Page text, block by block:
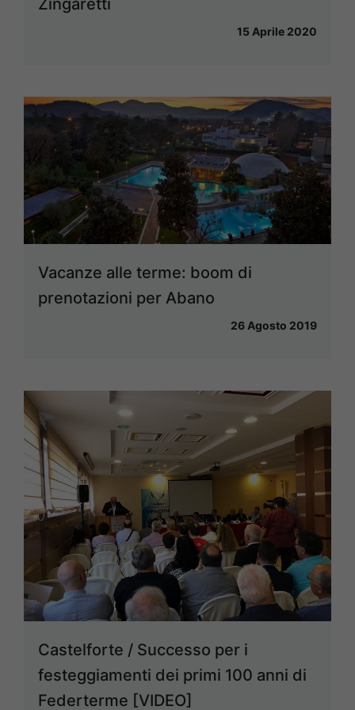
Zingaretti
15 Aprile 2020
Vacanze alle terme: boom di
prenotazioni per Abano
26 Agosto 2019
Castelforte / Successo per i
festeggiamenti dei primi 100 anni di
Federterme [VIDEO]